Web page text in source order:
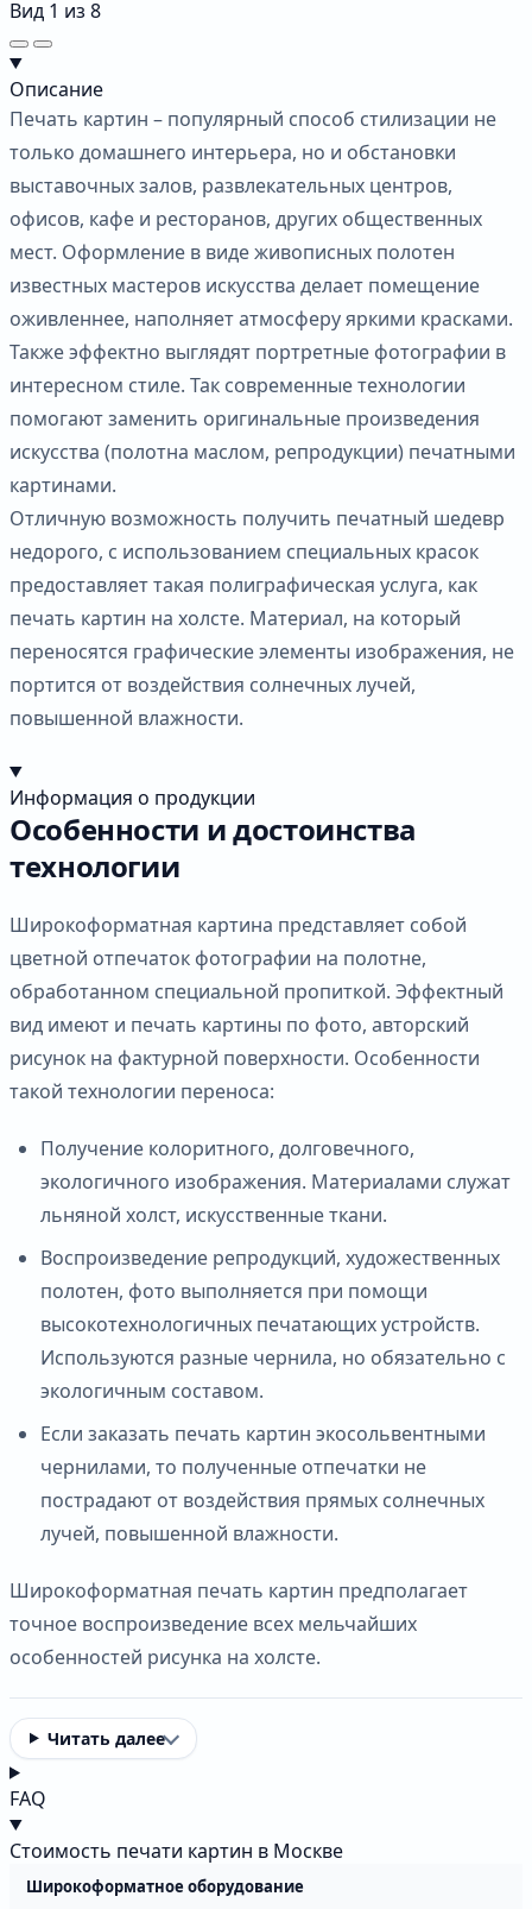
Вид 1 из 8
Описание
Печать картин – популярный способ стилизации не
только домашнего интерьера, но и обстановки
выставочных залов, развлекательных центров,
офисов, кафе и ресторанов, других общественных
мест. Оформление в виде живописных полотен
известных мастеров искусства делает помещение
оживленнее, наполняет атмосферу яркими красками.
Также эффектно выглядят портретные фотографии в
интересном стиле. Так современные технологии
помогают заменить оригинальные произведения
искусства (полотна маслом, репродукции) печатными
картинами.
Отличную возможность получить печатный шедевр
недорого, с использованием специальных красок
предоставляет такая полиграфическая услуга, как
печать картин на холсте. Материал, на который
переносятся графические элементы изображения, не
портится от воздействия солнечных лучей,
повышенной влажности.
Информация о продукции
Особенности и достоинства
технологии
Широкоформатная картина представляет собой
цветной отпечаток фотографии на полотне,
обработанном специальной пропиткой. Эффектный
вид имеют и печать картины по фото, авторский
рисунок на фактурной поверхности. Особенности
такой технологии переноса:
Получение колоритного, долговечного,
экологичного изображения. Материалами служат
льняной холст, искусственные ткани.
Воспроизведение репродукций, художественных
полотен, фото выполняется при помощи
высокотехнологичных печатающих устройств.
Используются разные чернила, но обязательно с
экологичным составом.
Если заказать печать картин экосольвентными
чернилами, то полученные отпечатки не
пострадают от воздействия прямых солнечных
лучей, повышенной влажности.
Широкоформатная печать картин предполагает
точное воспроизведение всех мельчайших
особенностей рисунка на холсте.
Читать далее
FAQ
Стоимость печати картин в Москве
Широкоформатное оборудование